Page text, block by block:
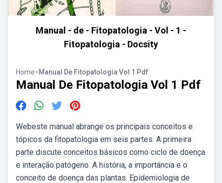
Manual - de - Fitopatologia - Vol - 1 -
Fitopatologia - Docsity
Home>Manual De Fitopatologia Vol 1 Pdf
Manual De Fitopatologia Vol 1 Pdf
Webeste manual abrange os principais conceitos e
tópicos da fitopatologia em seis partes. A primeira
parte discute conceitos básicos como ciclo de doença
e interação patógeno. A história, a importância e o
conceito de doença das plantas. Epidemiologia de